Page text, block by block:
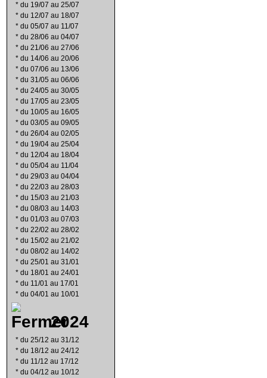
* du 19/07 au 25/07
* du 12/07 au 18/07
* du 05/07 au 11/07
* du 28/06 au 04/07
* du 21/06 au 27/06
* du 14/06 au 20/06
* du 07/06 au 13/06
* du 31/05 au 06/06
* du 24/05 au 30/05
* du 17/05 au 23/05
* du 10/05 au 16/05
* du 03/05 au 09/05
* du 26/04 au 02/05
* du 19/04 au 25/04
* du 12/04 au 18/04
* du 05/04 au 11/04
* du 29/03 au 04/04
* du 22/03 au 28/03
* du 15/03 au 21/03
* du 08/03 au 14/03
* du 01/03 au 07/03
* du 22/02 au 28/02
* du 15/02 au 21/02
* du 08/02 au 14/02
* du 25/01 au 31/01
* du 18/01 au 24/01
* du 11/01 au 17/01
* du 04/01 au 10/01
2024
* du 25/12 au 31/12
* du 18/12 au 24/12
* du 11/12 au 17/12
* du 04/12 au 10/12